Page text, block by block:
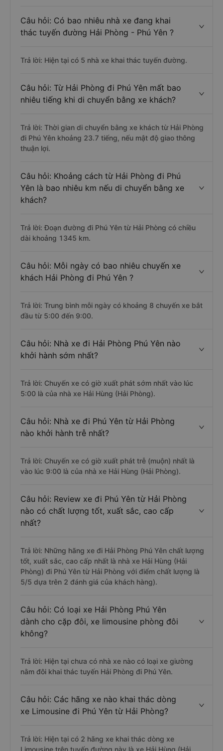
Câu hỏi: Có bao nhiêu nhà xe đang khai
thác tuyến đường Hải Phòng - Phú Yên ?
Trả lời: Hiện tại có 5 nhà xe khai thác tuyến đường.
Câu hỏi: Từ Hải Phòng đi Phú Yên mất bao
nhiêu tiếng khi di chuyển bằng xe khách?
Trả lời: Thời gian di chuyển bằng xe khách từ Hải Phòng
đi Phú Yên khoảng 23.7 tiếng, nếu mật độ giao thông
thuận lợi.
Câu hỏi: Khoảng cách từ Hải Phòng đi Phú
Yên là bao nhiêu km nếu di chuyển bằng xe
khách?
Trả lời: Đoạn đường đi Phú Yên từ Hải Phòng có chiều
dài khoảng 1345 km.
Câu hỏi: Mỗi ngày có bao nhiêu chuyến xe
khách Hải Phòng đi Phú Yên ?
Trả lời: Trung bình mỗi ngày có khoảng 8 chuyến xe bắt
đầu từ 5:00 đến 9:00.
Câu hỏi: Nhà xe đi Hải Phòng Phú Yên nào
khởi hành sớm nhất?
Trả lời: Chuyến xe có giờ xuất phát sớm nhất vào lúc
5:00 là của nhà xe Hải Hùng (Hải Phòng).
Câu hỏi: Nhà xe đi Phú Yên từ Hải Phòng
nào khởi hành trễ nhất?
Trả lời: Chuyến xe có giờ xuất phát trễ (muộn) nhất là
vào lúc 9:00 là của nhà xe Hải Hùng (Hải Phòng).
Câu hỏi: Review xe đi Phú Yên từ Hải Phòng
nào có chất lượng tốt, xuất sắc, cao cấp
nhất?
Trả lời: Những hãng xe đi Hải Phòng Phú Yên chất lượng
tốt, xuất sắc, cao cấp nhất là nhà xe Hải Hùng (Hải
Phòng) đi Phú Yên từ Hải Phòng với điểm chất lượng là
5/5 dựa trên 2 đánh giá của khách hàng).
Câu hỏi: Có loại xe Hải Phòng Phú Yên
dành cho cặp đôi, xe limousine phòng đôi
không?
Trả lời: Hiện tại chưa có nhà xe nào có loại xe giường
nằm đôi khai thác tuyến Hải Phòng đi Phú Yên.
Câu hỏi: Các hãng xe nào khai thác dòng
xe Limousine đi Phú Yên từ Hải Phòng?
Trả lời: Hiện tại có 2 hãng xe khai thác dòng xe
Limousine trên tuyến đường này là xe Hải Hùng (Hải